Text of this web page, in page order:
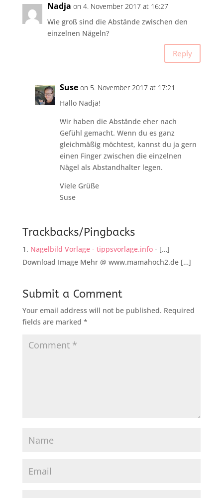
Nadja on 4. November 2017 at 16:27
Wie groß sind die Abstände zwischen den
einzelnen Nägeln?
Reply
Suse on 5. November 2017 at 17:21
Hallo Nadja!
Wir haben die Abstände eher nach
Gefühl gemacht. Wenn du es ganz
gleichmäßig möchtest, kannst du ja gern
einen Finger zwischen die einzelnen
Nägel als Abstandhalter legen.
Viele Grüße
Suse
Trackbacks/Pingbacks
Nagelbild Vorlage - tippsvorlage.info- […]
Download Image Mehr @ www.mamahoch2.de […]
Submit a Comment
Your email address will not be published. Required
fields are marked *